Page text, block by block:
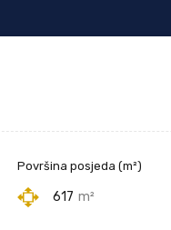
Površina posjeda (m²)
617 m²